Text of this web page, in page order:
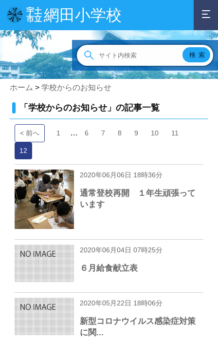
宇土
市立 網田小学校
ホーム > 学校からのお知らせ
「学校からのお知らせ」の記事一覧
< 前へ 1 … 6 7 8 9 10 11
12
2020年06月06日 18時36分
通常登校再開 １年生頑張って
います
2020年06月04日 07時25分
６月給食献立表
2020年05月22日 18時06分
新型コロナウイルス感染症対策
に関...